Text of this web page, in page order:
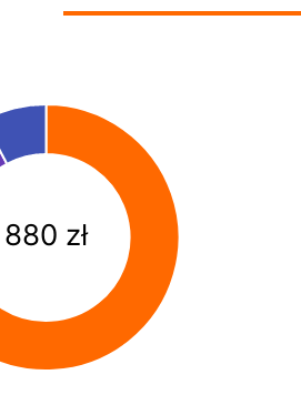
880 zł